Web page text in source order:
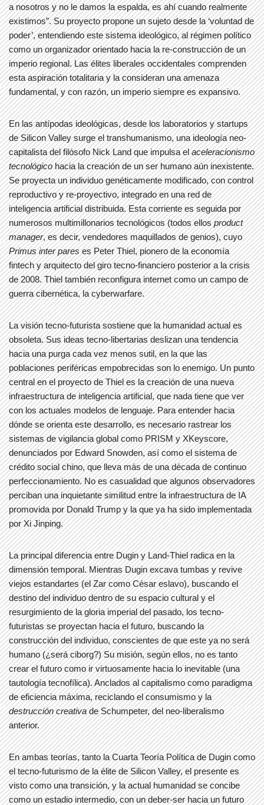
a nosotros y no le damos la espalda, es ahí cuando realmente
existimos”. Su proyecto propone un sujeto desde la ‘voluntad de
poder’, entendiendo este sistema ideológico, al régimen político
como un organizador orientado hacia la re-construcción de un
imperio regional. Las élites liberales occidentales comprenden
esta aspiración totalitaria y la consideran una amenaza
fundamental, y con razón, un imperio siempre es expansivo.
En las antípodas ideológicas, desde los laboratorios y startups
de Silicon Valley surge el transhumanismo, una ideología neo-
capitalista del filósofo Nick Land que impulsa elaceleracionismo
tecnológicohacia la creación de un ser humano aún inexistente.
Se proyecta un individuo genéticamente modificado, con control
reproductivo y re-proyectivo, integrado en una red de
inteligencia artificial distribuida. Esta corriente es seguida por
numerosos multimillonarios tecnológicos (todos ellosproduct
manager, es decir, vendedores maquillados de genios), cuyo
Primus inter pareses Peter Thiel, pionero de la economía
fintech y arquitecto del giro tecno-financiero posterior a la crisis
de 2008. Thiel también reconfigura internet como un campo de
guerra cibernética, la cyberwarfare.
La visión tecno-futurista sostiene que la humanidad actual es
obsoleta. Sus ideas tecno-libertarias deslizan una tendencia
hacia una purga cada vez menos sutil, en la que las
poblaciones periféricas empobrecidas son lo enemigo. Un punto
central en el proyecto de Thiel es la creación de una nueva
infraestructura de inteligencia artificial, que nada tiene que ver
con los actuales modelos de lenguaje. Para entender hacia
dónde se orienta este desarrollo, es necesario rastrear los
sistemas de vigilancia global como PRISM y XKeyscore,
denunciados por Edward Snowden, así como el sistema de
crédito social chino, que lleva más de una década de continuo
perfeccionamiento. No es casualidad que algunos observadores
perciban una inquietante similitud entre la infraestructura de IA
promovida por Donald Trump y la que ya ha sido implementada
por Xi Jinping.
La principal diferencia entre Dugin y Land-Thiel radica en la
dimensión temporal. Mientras Dugin excava tumbas y revive
viejos estandartes (el Zar como César eslavo), buscando el
destino del individuo dentro de su espacio cultural y el
resurgimiento de la gloria imperial del pasado, los tecno-
futuristas se proyectan hacia el futuro, buscando la
construcción del individuo, conscientes de que este ya no será
humano (¿será ciborg?) Su misión, según ellos, no es tanto
crear el futuro como ir virtuosamente hacia lo inevitable (una
tautología tecnofílica). Anclados al capitalismo como paradigma
de eficiencia máxima, reciclando el consumismo y la
destrucción creativade Schumpeter, del neo-liberalismo
anterior.
En ambas teorías, tanto la Cuarta Teoría Política de Dugin como
el tecno-futurismo de la élite de Silicon Valley, el presente es
visto como una transición, y la actual humanidad se concibe
como un estadio intermedio, con un deber-ser hacia un futuro